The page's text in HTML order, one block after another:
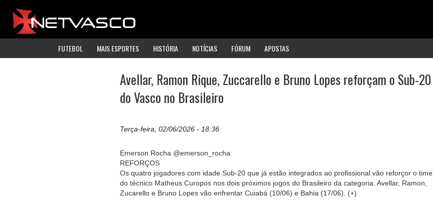
FUTEBOL MAIS ESPORTES HISTÓRIA NOTÍCIAS FÓRUM APOSTAS
Avellar, Ramon Rique, Zuccarello e Bruno Lopes reforçam o Sub-20
do Vasco no Brasileiro
Terça-feira, 02/06/2026 - 18:36
Emerson Rocha @emerson_rocha
REFORÇOS
Os quatro jogadores com idade Sub-20 que já estão integrados ao profissional vão reforçor o time
do técnico Matheus Curopos nos dois próximos jogos do Brasileiro da categoria. Avellar, Ramon,
Zucarello e Bruno Lopes vão enfrentar Cuiabá (10/06) e Bahia (17/06). (+)